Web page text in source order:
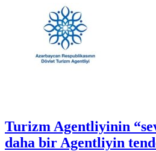
Turizm Agentliyinin
daha bir Agentliyin